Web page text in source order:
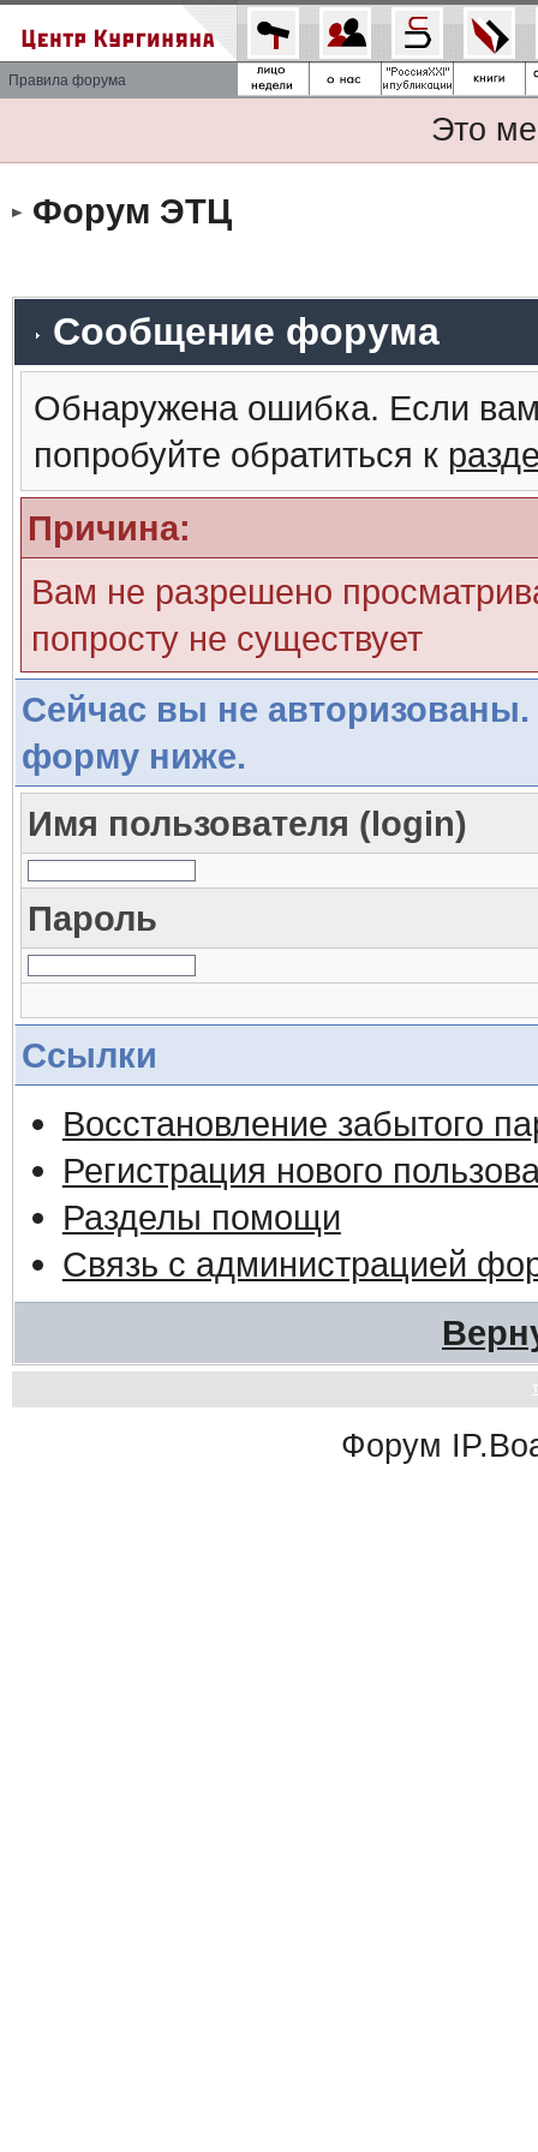
Правила форума
Это
Форум ЭТЦ
Сообщение форума
Обнаружена ошибка. Если
попробуйте обратиться к
Причина:
Вам не разрешено
попросту не существует
Сейчас вы не авторизованы.
форму ниже.
Имя пользователя (login)
Пароль
Ссылки
Восстановление забытого
Регистрация нового
Разделы помощи
Связь с администрацией
Форум